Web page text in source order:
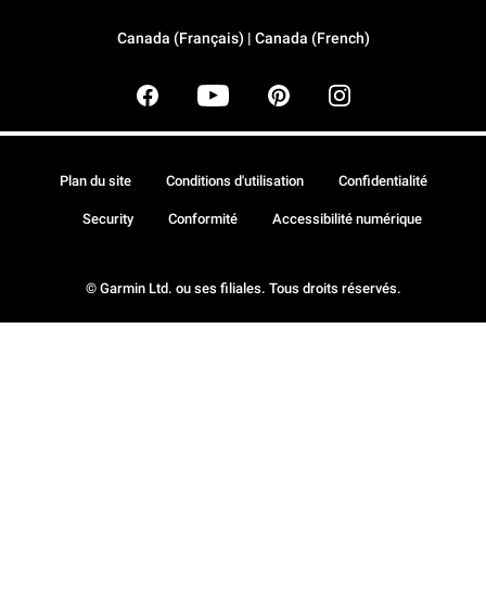
Canada (Français) | Canada (French)
© Garmin Ltd. ou ses filiales. Tous droits réservés.
Plan du site Conditions d'utilisation Confidentialité
Security Conformité Accessibilité numérique